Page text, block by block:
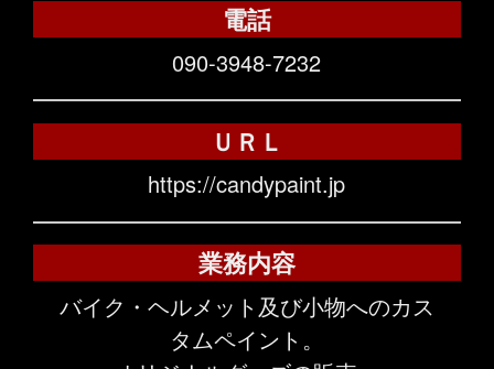
電話
090-3948-7232
ＵＲＬ
https://candypaint.jp
業務内容
バイク・ヘルメット及び小物へのカス
タムペイント。